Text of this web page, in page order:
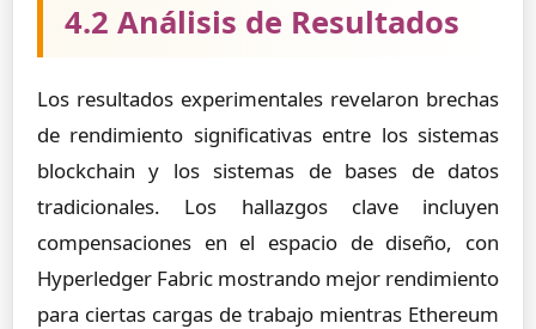
4.2 Análisis de Resultados
Los resultados experimentales revelaron brechas
de rendimiento significativas entre los sistemas
blockchain y los sistemas de bases de datos
tradicionales. Los hallazgos clave incluyen
compensaciones en el espacio de diseño, con
Hyperledger Fabric mostrando mejor rendimiento
para ciertas cargas de trabajo mientras Ethereum